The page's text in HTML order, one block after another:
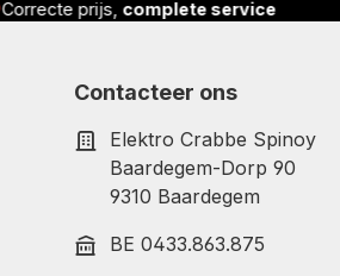
Correcte prijs, complete service
Contacteer ons
Elektro Crabbe Spinoy
Baardegem-Dorp 90
9310 Baardegem
BE 0433.863.875